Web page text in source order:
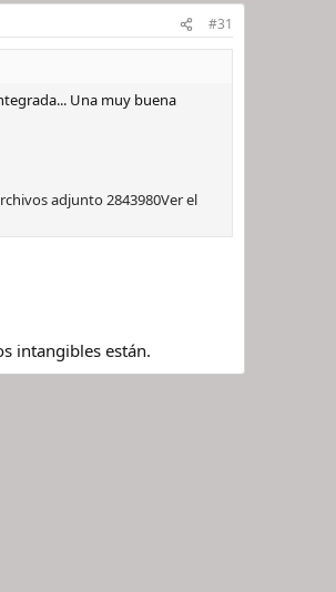
#31
Una muy buena
adjunto 2843980Ver el
intangibles están.